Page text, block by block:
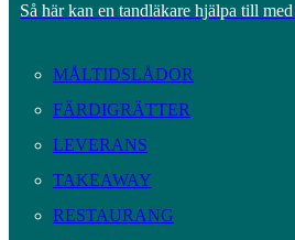
Så här kan en tandläkare hjälpa till
MÅLTIDSLÅDOR
FÄRDIGRÄTTER
LEVERANS
TAKEAWAY
RESTAURANG